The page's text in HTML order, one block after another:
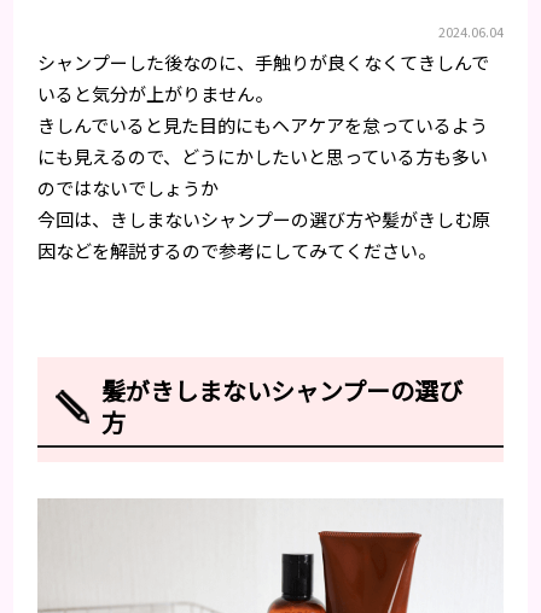
2024.06.04
シャンプーした後なのに、手触りが良くなくてきしんで
いると気分が上がりません。
きしんでいると見た目的にもヘアケアを怠っているよう
にも見えるので、どうにかしたいと思っている方も多い
のではないでしょうか
今回は、きしまないシャンプーの選び方や髪がきしむ原
因などを解説するので参考にしてみてください。
髪がきしまないシャンプーの選び
方